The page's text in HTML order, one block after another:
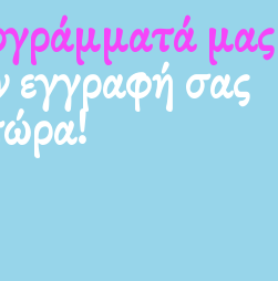
μας
εγγραφή σας